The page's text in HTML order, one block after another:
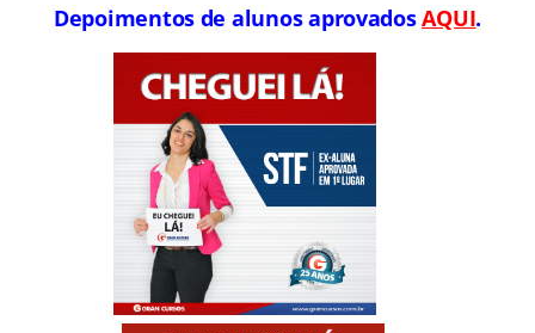
Depoimentos de alunos aprovadosAQUI.